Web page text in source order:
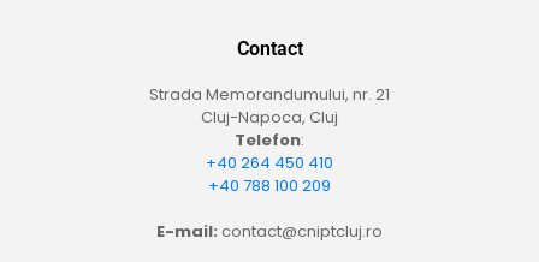
Contact
Strada Memorandumului, nr. 21
Cluj-Napoca, Cluj
Telefon:
+40 264 450 410
+40 788 100 209
E-mail: contact@cniptcluj.ro